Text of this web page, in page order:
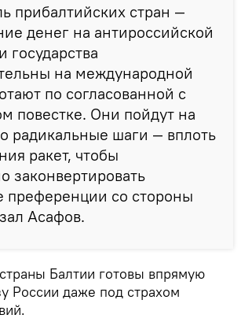
прибалтийских стран —
денег на антироссийской
государства
на международной
по согласованной с
повестке. Они пойдут на
радикальные шаги — вплоть
ракет, чтобы
законвертировать
преференции со стороны
Асафов.
Балтии готовы впрямую
России даже под страхом